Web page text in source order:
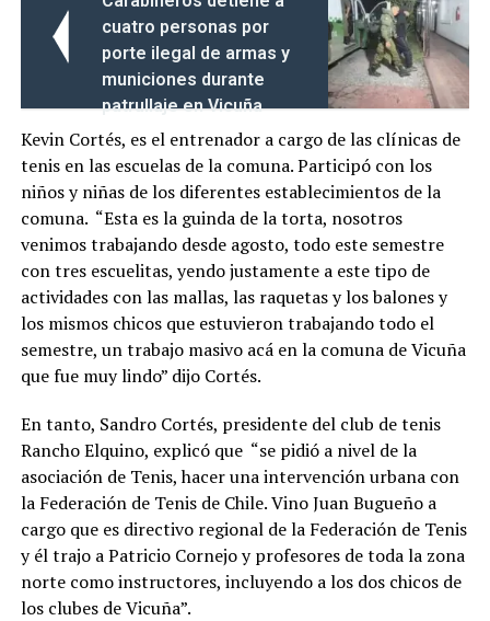
cuatro personas por
porte ilegal de armas y
municiones durante
patrullaje en Vicuña
Kevin Cortés, es el entrenador a cargo de las clínicas de
tenis en las escuelas de la comuna. Participó con los
niños y niñas de los diferentes establecimientos de la
comuna. “Esta es la guinda de la torta, nosotros
venimos trabajando desde agosto, todo este semestre
con tres escuelitas, yendo justamente a este tipo de
actividades con las mallas, las raquetas y los balones y
los mismos chicos que estuvieron trabajando todo el
semestre, un trabajo masivo acá en la comuna de Vicuña
que fue muy lindo” dijo Cortés.
En tanto, Sandro Cortés, presidente del club de tenis
Rancho Elquino, explicó que “se pidió a nivel de la
asociación de Tenis, hacer una intervención urbana con
la Federación de Tenis de Chile. Vino Juan Bugueño a
cargo que es directivo regional de la Federación de Tenis
y él trajo a Patricio Cornejo y profesores de toda la zona
norte como instructores, incluyendo a los dos chicos de
los clubes de Vicuña”.